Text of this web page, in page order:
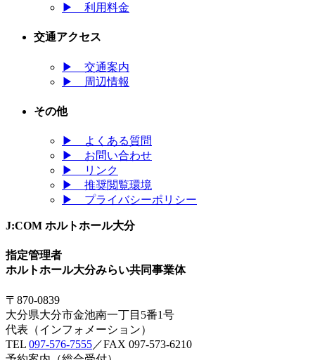
▶ 利用料金
交通アクセス
▶ 交通案内
▶
周辺情報
その他
▶
よくある質問
▶ お問い合わせ
▶
リンク
▶ 推奨閲覧環境
▶ プライバシーポリシー
J:COM ホルトホール大分
指定管理者
ホルトホール大分みらい共同事業体
〒870-0839
大分県大分市金池南一丁目5番1号
代表（インフォメーション）
TEL 097-576-7555／FAX 097-573-6210